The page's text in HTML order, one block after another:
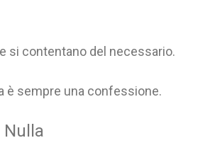
si contentano del necessario.
è sempre una confessione.
Nulla